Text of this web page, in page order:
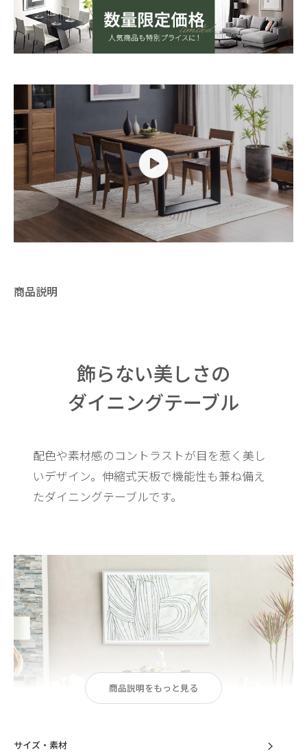
商品説明
飾らない美しさの
ダイニングテーブル
配色や素材感のコントラストが目を惹く美し
いデザイン。 伸縮式天板で機能性も兼ね備え
たダイニングテーブルです。
商品説明をもっと見る
サイズ・素材